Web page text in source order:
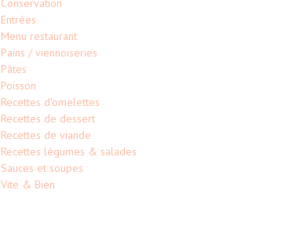
Conservation
Entrées
Menu restaurant
Pains / viennoiseries
Pâtes
Poisson
Recettes d'omelettes
Recettes de dessert
Recettes de viande
Recettes légumes & salades
Sauces et soupes
Vite & Bien